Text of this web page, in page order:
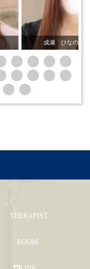
成瀬 ひなのブ
THERAPIST
ROOM